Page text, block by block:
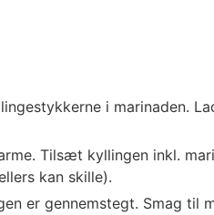
i marinaden.
Tilsæt kyllingen inkl.
kan skille).
er gennemstegt. Smag til